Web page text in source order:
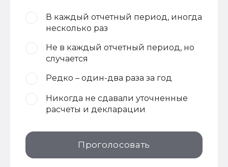
В каждый отчетный период, иногда
несколько раз
Не в каждый отчетный период, но
случается
Редко – один-два раза за год
Никогда не сдавали уточненные
расчеты и декларации
Проголосовать